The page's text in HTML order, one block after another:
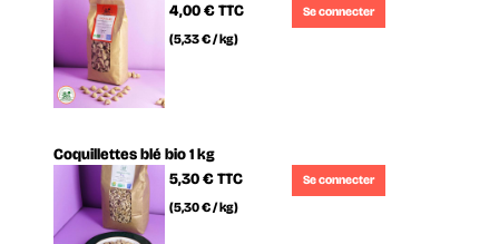
4,00 €TTC
(5,33 € / kg)
Se connecter
Coquillettes blé bio 1 kg
5,30 €TTC
(5,30 € / kg)
Se connecter